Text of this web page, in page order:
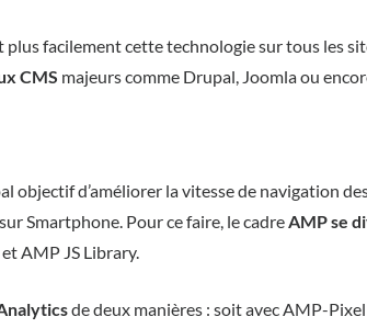
facilement cette technologie sur tous les
CMS majeurs comme Drupal, Joomla ou
objectif d’améliorer la vitesse de navigation
Smartphone. Pour ce faire, le cadreAMP se
AMP JS Library.
de deux manières : soit avec AMP-